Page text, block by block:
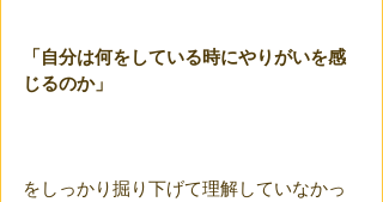
「自分は何をしている時にやりがいを感
じるのか」
をしっかり掘り下げて理解していなかっ